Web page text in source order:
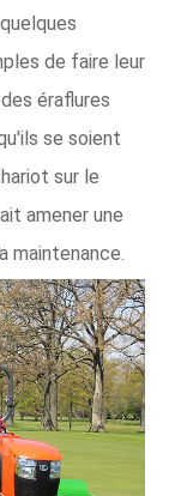
de faire leur
éraflures
se soient
sur le
amener une
maintenance.